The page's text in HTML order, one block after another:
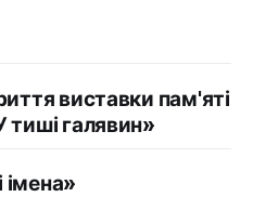
виставки пам'яті
тиші галявин»
імена»